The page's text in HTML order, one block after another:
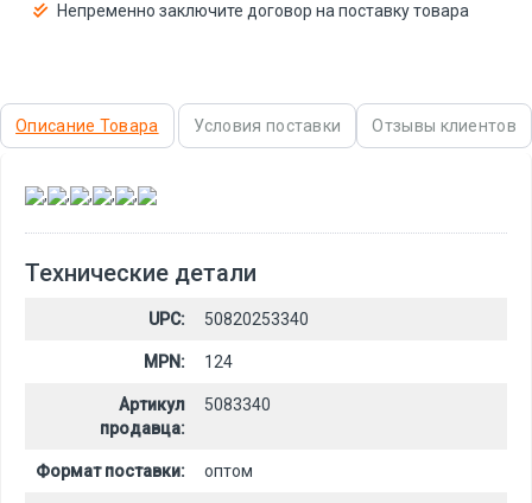
Непременно заключите договор на поставку товара
Описание Товара Условия поставки Отзывы клиентов
, , , , ,
Технические детали
UPC: 50820253340
MPN: 124
Артикул
продавца:
5083340
Формат поставки: оптом